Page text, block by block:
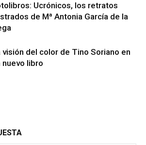
Ucrónicos, los retratos
de Mª Antonia García de la
visión del color de Tino Soriano en
nuevo libro